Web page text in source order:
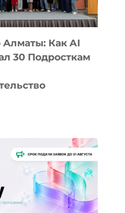
Как AI
30 Подросткам